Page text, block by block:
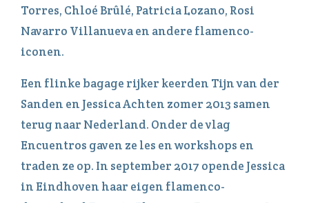
Torres, Chloé Brûlé, Patricia Lozano, Rosi
Navarro Villanueva en andere flamenco-
iconen.
Een flinke bagage rijker keerden Tijn van der
Sanden en Jessica Achten zomer 2013 samen
terug naar Nederland. Onder de vlag
Encuentros gaven ze les en workshops en
traden ze op. In september 2017 opende Jessica
in Eindhoven haar eigen flamenco-